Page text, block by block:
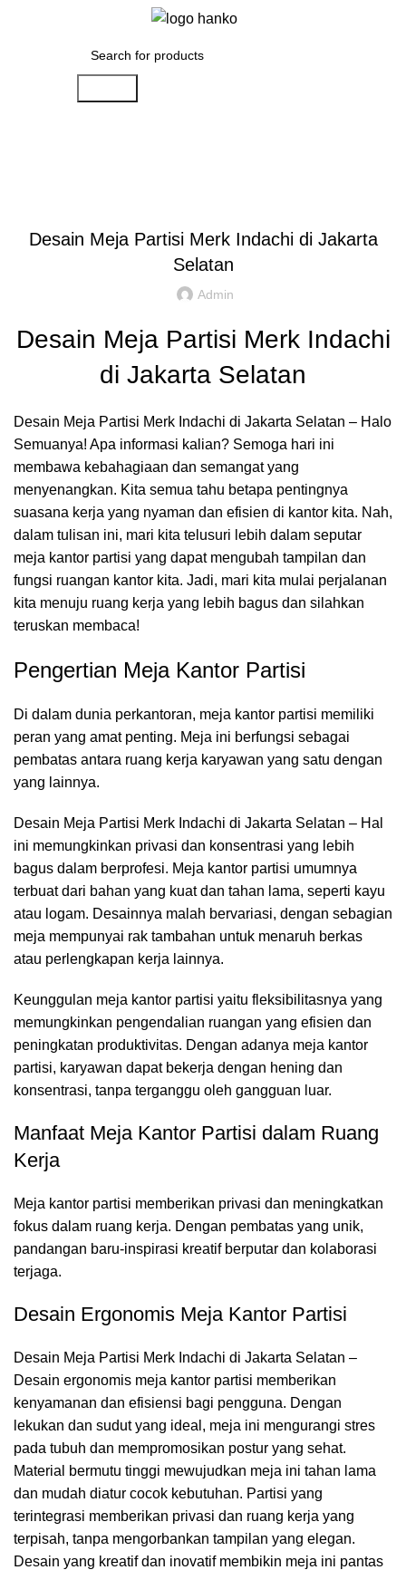
Desain Meja Partisi Merk Indachi di Jakarta
Selatan
Admin
Desain Meja Partisi Merk Indachi
di Jakarta Selatan
Desain Meja Partisi Merk Indachi di Jakarta Selatan – Halo
Semuanya! Apa informasi kalian? Semoga hari ini
membawa kebahagiaan dan semangat yang
menyenangkan. Kita semua tahu betapa pentingnya
suasana kerja yang nyaman dan efisien di kantor kita. Nah,
dalam tulisan ini, mari kita telusuri lebih dalam seputar
meja kantor partisi yang dapat mengubah tampilan dan
fungsi ruangan kantor kita. Jadi, mari kita mulai perjalanan
kita menuju ruang kerja yang lebih bagus dan silahkan
teruskan membaca!
Pengertian Meja Kantor Partisi
Di dalam dunia perkantoran, meja kantor partisi memiliki
peran yang amat penting. Meja ini berfungsi sebagai
pembatas antara ruang kerja karyawan yang satu dengan
yang lainnya.
Desain Meja Partisi Merk Indachi di Jakarta Selatan – Hal
ini memungkinkan privasi dan konsentrasi yang lebih
bagus dalam berprofesi. Meja kantor partisi umumnya
terbuat dari bahan yang kuat dan tahan lama, seperti kayu
atau logam. Desainnya malah bervariasi, dengan sebagian
meja mempunyai rak tambahan untuk menaruh berkas
atau perlengkapan kerja lainnya.
Keunggulan meja kantor partisi yaitu fleksibilitasnya yang
memungkinkan pengendalian ruangan yang efisien dan
peningkatan produktivitas. Dengan adanya meja kantor
partisi, karyawan dapat bekerja dengan hening dan
konsentrasi, tanpa terganggu oleh gangguan luar.
Manfaat Meja Kantor Partisi dalam Ruang
Kerja
Meja kantor partisi memberikan privasi dan meningkatkan
fokus dalam ruang kerja. Dengan pembatas yang unik,
pandangan baru-inspirasi kreatif berputar dan kolaborasi
terjaga.
Desain Ergonomis Meja Kantor Partisi
Desain Meja Partisi Merk Indachi di Jakarta Selatan –
Desain ergonomis meja kantor partisi memberikan
kenyamanan dan efisiensi bagi pengguna. Dengan
lekukan dan sudut yang ideal, meja ini mengurangi stres
pada tubuh dan mempromosikan postur yang sehat.
Material bermutu tinggi mewujudkan meja ini tahan lama
dan mudah diatur cocok kebutuhan. Partisi yang
terintegrasi memberikan privasi dan ruang kerja yang
terpisah, tanpa mengorbankan tampilan yang elegan.
Desain yang kreatif dan inovatif membikin meja ini pantas